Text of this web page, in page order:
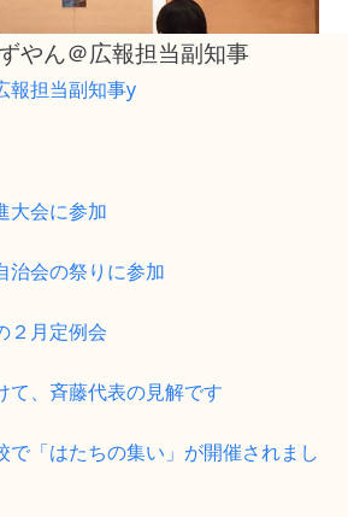
やん＠広報担当副知事
報担当副知事y
大会に参加
治会の祭りに参加
２月定例会
て、斉藤代表の見解です
で「はたちの集い」が開催されまし